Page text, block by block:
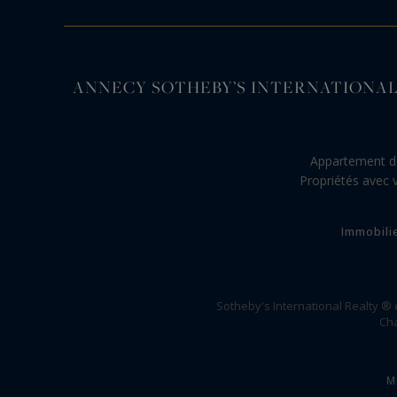
ANNECY SOTHEBY’S INTERNATIONAL
Appartement
Propriétés avec
Sotheby's International Realty ®